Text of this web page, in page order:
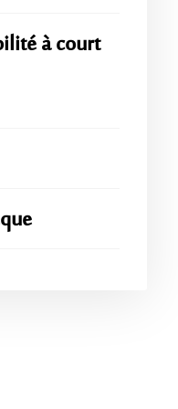
à court